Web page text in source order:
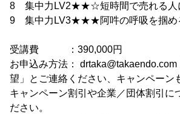
8 集中力LV2★★☆短時間で売れる人
9 集中力LV3★★★阿吽の呼吸を掴め
受講費 ：390,000円
お申込み方法：
望」とご連絡ください、キャンペーン
キャンペーン割引や企業／団体割引に
ださい。